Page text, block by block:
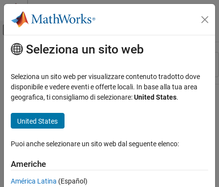
Vai al contenuto
Attiva/disattiva menu di navigazione
Risorsa
Stato
Contenuto principale
Seleziona un sito web
Seleziona un sito web per visualizzare contenuto tradotto dove
disponibile e vedere eventi e offerte locali. In base alla tua area
geografica, ti consigliamo di selezionare:United States.
United States
Puoi anche selezionare un sito web dal seguente elenco:
Americhe
América Latina (Español)